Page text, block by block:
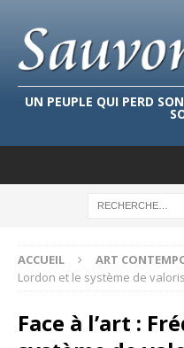
UN PEUPLE QUI PERD
ACCUEIL ART
Lordon et le système de
Face à l’art :